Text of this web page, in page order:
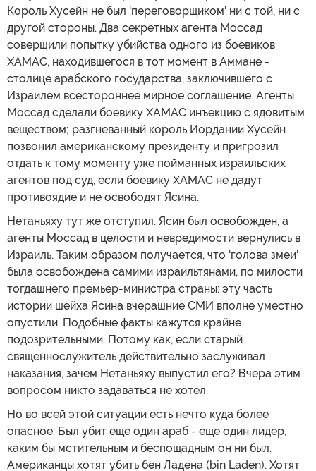
Король Хусейн не был 'переговорщиком' ни с той, ни с
другой стороны. Два секретных агента Моссад
совершили попытку убийства одного из боевиков
ХАМАС, находившегося в тот момент в Аммане -
столице арабского государства, заключившего с
Израилем всестороннее мирное соглашение. Агенты
Моссад сделали боевику ХАМАС инъекцию с ядовитым
веществом; разгневанный король Иордании Хусейн
позвонил американскому президенту и пригрозил
отдать к тому моменту уже пойманных израильских
агентов под суд, если боевику ХАМАС не дадут
противоядие и не освободят Ясина.
Нетаньяху тут же отступил. Ясин был освобожден, а
агенты Моссад в целости и невредимости вернулись в
Израиль. Таким образом получается, что 'голова змеи'
была освобождена самими израильтянами, по милости
тогдашнего премьер-министра страны: эту часть
истории шейха Ясина вчерашние СМИ вполне уместно
опустили. Подобные факты кажутся крайне
подозрительными. Потому как, если старый
священнослужитель действительно заслуживал
наказания, зачем Нетаньяху выпустил его? Вчера этим
вопросом никто задаваться не хотел.
Но во всей этой ситуации есть нечто куда более
опасное. Был убит еще один араб - еще один лидер,
каким бы мстительным и беспощадным он ни был.
Американцы хотят убить бен Ладена (bin Laden). Хотят